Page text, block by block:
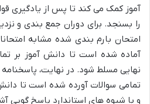
آموز کمک می کند تا پس از یادگیری
را بسنجد. برای دوران جمع بندی و
امتحان بارم بندی شده مشابه
آماده شده است تا دانش آموز بر
نهایی مسلط شود. در نهایت،
تمامی سوالات آورده شده است تا
و با شیوه های استاندارد پاسخ گویی